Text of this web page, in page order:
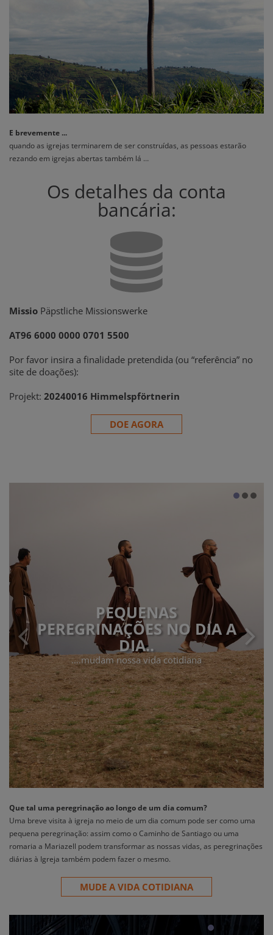
E brevemente ...
quando as igrejas terminarem de ser construídas, as pessoas estarão
rezando em igrejas abertas também lá …
Os detalhes da conta
bancária:
Missio Päpstliche Missionswerke
AT96 6000 0000 0701 5500
Por favor insira a finalidade pretendida (ou “referência” no
site de doações):
Projekt: 20240016 Himmelspförtnerin
DOE AGORA
PEQUENAS
PEREGRINAÇÕES NO DIA A
DIA..
….mudam nossa vida cotidiana
Que tal uma peregrinação ao longo de um dia comum?
Uma breve visita à igreja no meio de um dia comum pode ser como uma
pequena peregrinação: assim como o Caminho de Santiago ou uma
romaria a Mariazell podem transformar as nossas vidas, as peregrinações
diárias à Igreja também podem fazer o mesmo.
MUDE A VIDA COTIDIANA